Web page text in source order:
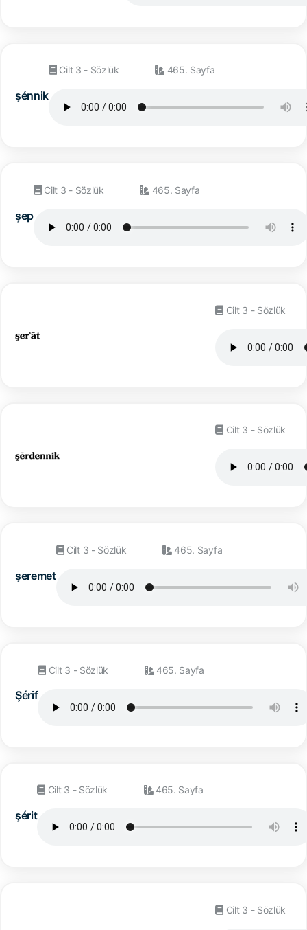
şénnik
Cilt 3 - Sözlük 465. Sayfa
şep
Cilt 3 - Sözlük 465. Sayfa
Cilt 3 - Sözlük
Cilt 3 - Sözlük
şeremet
Cilt 3 - Sözlük 465. Sayfa
Şérif
Cilt 3 - Sözlük 465. Sayfa
şérit
Cilt 3 - Sözlük 465. Sayfa
Cilt 3 - Sözlük